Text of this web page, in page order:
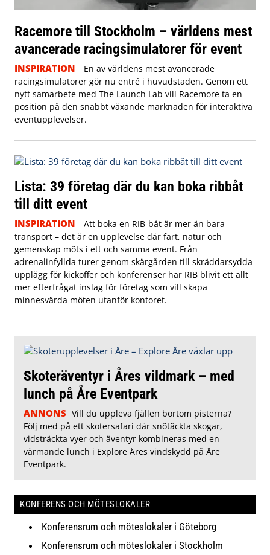
Racemore till Stockholm – världens mest
avancerade racingsimulatorer för event
INSPIRATION
En av världens mest avancerade
racingsimulatorer gör nu entré i huvudstaden. Genom ett
nytt samarbete med The Launch Lab vill Racemore ta en
position på den snabbt växande marknaden för interaktiva
eventupplevelser.
Lista: 39 företag där du kan boka ribbåt
till ditt event
INSPIRATION
Att boka en RIB-båt är mer än bara
transport – det är en upplevelse där fart, natur och
gemenskap möts i ett och samma event. Från
adrenalinfyllda turer genom skärgården till skräddarsydda
upplägg för kickoffer och konferenser har RIB blivit ett allt
mer efterfrågat inslag för företag som vill skapa
minnesvärda möten utanför kontoret.
Skoteräventyr i Åres vildmark – med
lunch på Åre Eventpark
ANNONS Vill du uppleva fjällen bortom pisterna?
Följ med på ett skotersafari där snötäckta skogar,
vidsträckta vyer och äventyr kombineras med en
värmande lunch i Explore Åres vindskydd på Åre
Eventpark.
KONFERENS OCH MÖTESLOKALER
Konferensrum och möteslokaler i Göteborg
Konferensrum och möteslokaler i Stockholm